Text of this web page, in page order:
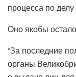
процесса по
Оно якобы
“За последние
органы